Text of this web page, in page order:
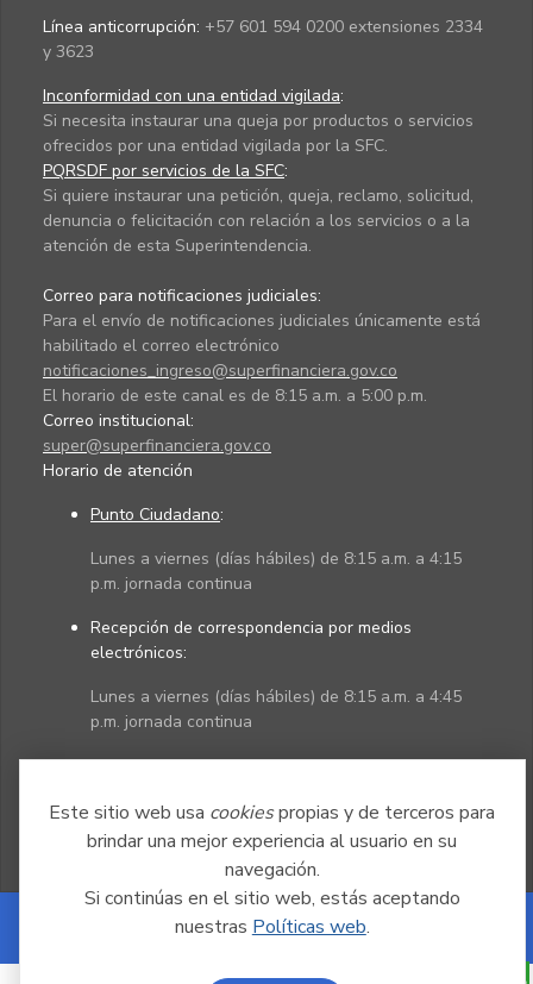
Este sitio web usa cookiespropias y de terceros para
brindar una mejor experiencia al usuario en su
navegación.
Si continúas en el sitio web, estás aceptando
nuestras Políticas web.
Línea anticorrupción: +57 601 594 0200 extensiones 2334
y 3623
Inconformidad con una entidad vigilada:
Si necesita instaurar una queja por productos o servicios
ofrecidos por una entidad vigilada por la SFC.
PQRSDF por servicios de la SFC:
Si quiere instaurar una petición, queja, reclamo, solicitud,
denuncia o felicitación con relación a los servicios o a la
atención de esta Superintendencia.
Correo para notificaciones judiciales:
Para el envío de notificaciones judiciales únicamente está
habilitado el correo electrónico
notificaciones_ingreso@superfinanciera.gov.co
El horario de este canal es de 8:15 a.m. a 5:00 p.m.
Correo institucional:
super@superfinanciera.gov.co
Horario de atención
Punto Ciudadano:
Lunes a viernes (días hábiles) de 8:15 a.m. a 4:15
p.m. jornada continua
Recepción de correspondencia por medios
electrónicos:
Lunes a viernes (días hábiles) de 8:15 a.m. a 4:45
p.m. jornada continua
Powered by Nexura